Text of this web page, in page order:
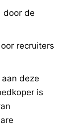
door de
recruiters
deze
is